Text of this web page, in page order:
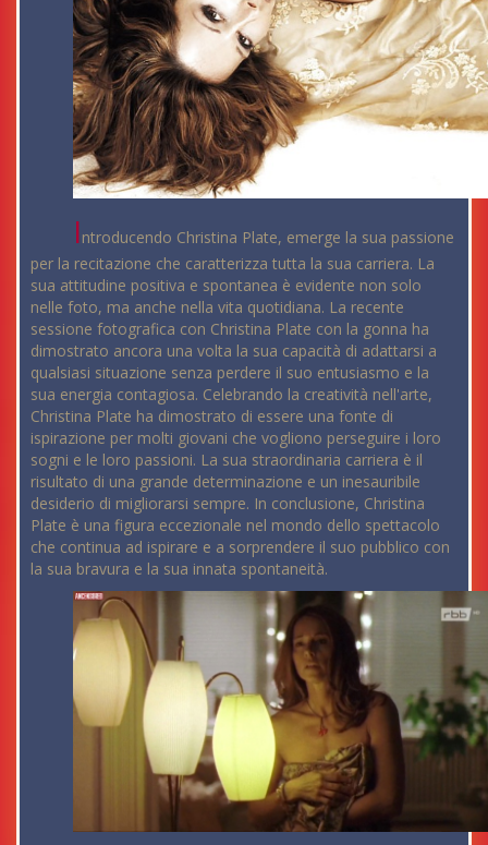
Introducendo Christina Plate, emerge la sua passione
per la recitazione che caratterizza tutta la sua carriera. La
sua attitudine positiva e spontanea è evidente non solo
nelle foto, ma anche nella vita quotidiana. La recente
sessione fotografica con Christina Plate con la gonna ha
dimostrato ancora una volta la sua capacità di adattarsi a
qualsiasi situazione senza perdere il suo entusiasmo e la
sua energia contagiosa. Celebrando la creatività nell'arte,
Christina Plate ha dimostrato di essere una fonte di
ispirazione per molti giovani che vogliono perseguire i loro
sogni e le loro passioni. La sua straordinaria carriera è il
risultato di una grande determinazione e un inesauribile
desiderio di migliorarsi sempre. In conclusione, Christina
Plate è una figura eccezionale nel mondo dello spettacolo
che continua ad ispirare e a sorprendere il suo pubblico con
la sua bravura e la sua innata spontaneità.